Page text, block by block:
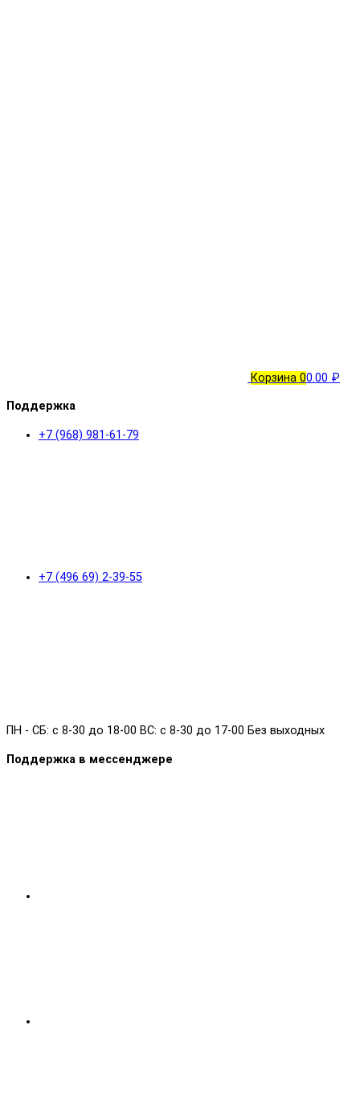
Корзина 00.00 ₽
Поддержка
+7 (968) 981-61-79
+7 (496 69) 2-39-55
ПН - СБ: с 8-30 до 18-00 ВС: с 8-30 до 17-00 Без выходных
Поддержка в мессенджере